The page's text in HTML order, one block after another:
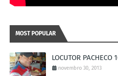
MOST POPULAR
LOCUTOR PACHECO
novembro 30, 2013